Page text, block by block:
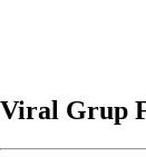
Viral Grup